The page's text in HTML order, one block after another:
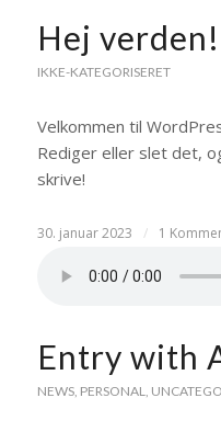
Hej verden!
IKKE-KATEGORISERET
Velkommen til
Rediger eller slet det,
skrive!
30. januar 2023 / 1
Entry with
NEWS, PERSONAL